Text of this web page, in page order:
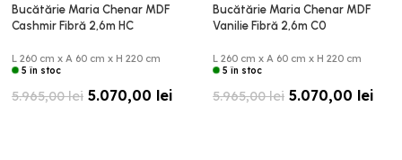
Bucătărie Maria Chenar MDF
Cashmir Fibră 2,6m HC
L 260 cm x A 60 cm x H 220 cm
5 în stoc
5.965,00lei 5.070,00 lei
Bucătărie Maria Chenar MDF
Vanilie Fibră 2,6m C0
L 260 cm x A 60 cm x H 220 cm
5 în stoc
5.965,00lei 5.070,00 lei